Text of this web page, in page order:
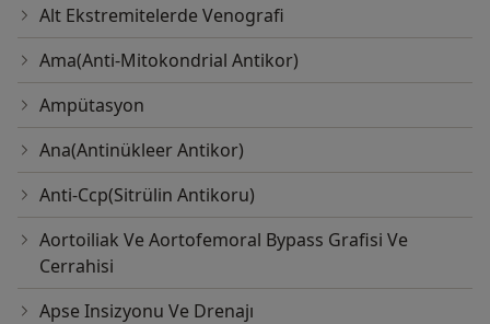
Alt Ekstremitelerde Venografi
Ama(Anti-Mitokondrial Antikor)
Ampütasyon
Ana(Antinükleer Antikor)
Anti-Ccp(Sitrülin Antikoru)
Aortoiliak Ve Aortofemoral Bypass Grafisi Ve
Cerrahisi
Apse Insizyonu Ve Drenajı